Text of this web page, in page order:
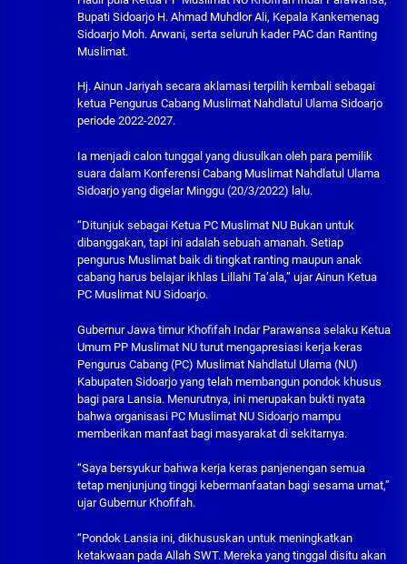
Bupati Sidoarjo H. Ahmad Muhdlor Ali, Kepala Kankemenag
Sidoarjo Moh. Arwani, serta seluruh kader PAC dan Ranting
Muslimat.
Hj. Ainun Jariyah secara aklamasi terpilih kembali sebagai
ketua Pengurus Cabang Muslimat Nahdlatul Ulama Sidoarjo
periode 2022-2027.
Ia menjadi calon tunggal yang diusulkan oleh para pemilik
suara dalam Konferensi Cabang Muslimat Nahdlatul Ulama
Sidoarjo yang digelar Minggu (20/3/2022) lalu.
“Ditunjuk sebagai Ketua PC Muslimat NU Bukan untuk
dibanggakan, tapi ini adalah sebuah amanah. Setiap
pengurus Muslimat baik di tingkat ranting maupun anak
cabang harus belajar ikhlas Lillahi Ta’ala,” ujar Ainun Ketua
PC Muslimat NU Sidoarjo.
Gubernur Jawa timur Khofifah Indar Parawansa selaku Ketua
Umum PP Muslimat NU turut mengapresiasi kerja keras
Pengurus Cabang (PC) Muslimat Nahdlatul Ulama (NU)
Kabupaten Sidoarjo yang telah membangun pondok khusus
bagi para Lansia. Menurutnya, ini merupakan bukti nyata
bahwa organisasi PC Muslimat NU Sidoarjo mampu
memberikan manfaat bagi masyarakat di sekitarnya.
“Saya bersyukur bahwa kerja keras panjenengan semua
tetap menjunjung tinggi kebermanfaatan bagi sesama umat,”
ujar Gubernur Khofifah.
“Pondok Lansia ini, dikhususkan untuk meningkatkan
ketakwaan pada Allah SWT. Mereka yang tinggal disitu akan